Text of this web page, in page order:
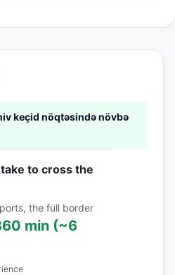
keçid nöqtəsində növbə
to cross the
the full border
min (~6